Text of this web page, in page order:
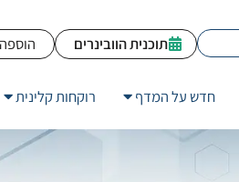
תוכנית הוובינרים
חדש על המדף רוקחות קלינית